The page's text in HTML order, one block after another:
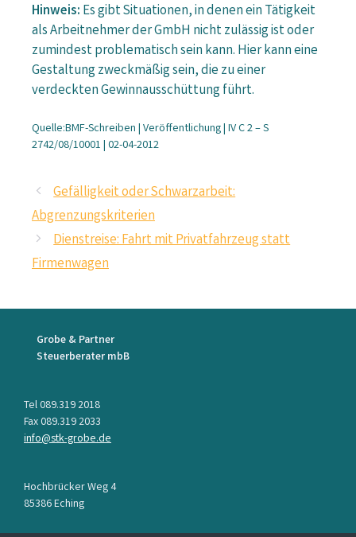
Hinweis: Es gibt Situationen, in denen ein Tätigkeit
als Arbeitnehmer der GmbH nicht zulässig ist oder
zumindest problematisch sein kann. Hier kann eine
Gestaltung zweckmäßig sein, die zu einer
verdeckten Gewinnausschüttung führt.
Quelle:BMF-Schreiben | Veröffentlichung | IV C 2 – S
2742/08/10001 | 02-04-2012
Gefälligkeit oder Schwarzarbeit:
Abgrenzungskriterien
Dienstreise: Fahrt mit Privatfahrzeug statt
Firmenwagen
Grobe & Partner
Steuerberater mbB
Tel 089.319 2018
Fax 089.319 2033
info@stk-grobe.de
Hochbrücker Weg 4
85386 Eching